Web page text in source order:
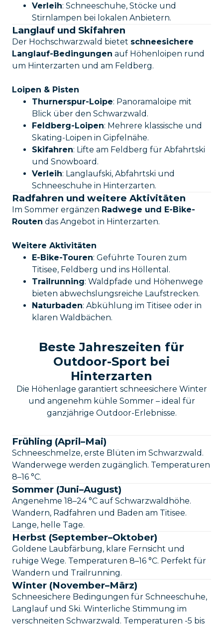
Verleih: Schneeschuhe, Stöcke und
Stirnlampen bei lokalen Anbietern.
Langlauf und Skifahren
Der Hochschwarzwald bietet schneesichere
Langlauf-Bedingungen auf Höhenloipen rund
um Hinterzarten und am Feldberg.
Loipen & Pisten
Thurnerspur-Loipe: Panoramaloipe mit
Blick über den Schwarzwald.
Feldberg-Loipen: Mehrere klassische und
Skating-Loipen in Gipfelnähe.
Skifahren: Lifte am Feldberg für Abfahrtski
und Snowboard.
Verleih: Langlaufski, Abfahrtski und
Schneeschuhe in Hinterzarten.
Radfahren und weitere Aktivitäten
Im Sommer ergänzen Radwege und E-Bike-
Routen das Angebot in Hinterzarten.
Weitere Aktivitäten
E-Bike-Touren: Geführte Touren zum
Titisee, Feldberg und ins Höllental.
Trailrunning: Waldpfade und Höhenwege
bieten abwechslungsreiche Laufstrecken.
Naturbaden: Abkühlung im Titisee oder in
klaren Waldbächen.
Beste Jahreszeiten für
Outdoor-Sport bei
Hinterzarten
Die Höhenlage garantiert schneesichere Winter
und angenehm kühle Sommer – ideal für
ganzjährige Outdoor-Erlebnisse.
Frühling (April–Mai)
Schneeschmelze, erste Blüten im Schwarzwald.
Wanderwege werden zugänglich. Temperaturen
8–16 °C.
Sommer (Juni–August)
Angenehme 18–24 °C auf Schwarzwaldhöhe.
Wandern, Radfahren und Baden am Titisee.
Lange, helle Tage.
Herbst (September–Oktober)
Goldene Laubfärbung, klare Fernsicht und
ruhige Wege. Temperaturen 8–16 °C. Perfekt für
Wandern und Trailrunning.
Winter (November–März)
Schneesichere Bedingungen für Schneeschuhe,
Langlauf und Ski. Winterliche Stimmung im
verschneiten Schwarzwald. Temperaturen -5 bis